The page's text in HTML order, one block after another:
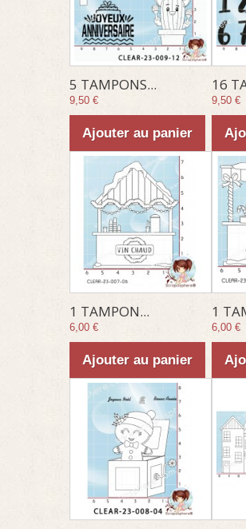
5 TAMPONS...
9,50 €
Ajouter au panier
16
9,50 €
1 TAMPON...
6,00 €
Ajouter au panier
1
6,00 €